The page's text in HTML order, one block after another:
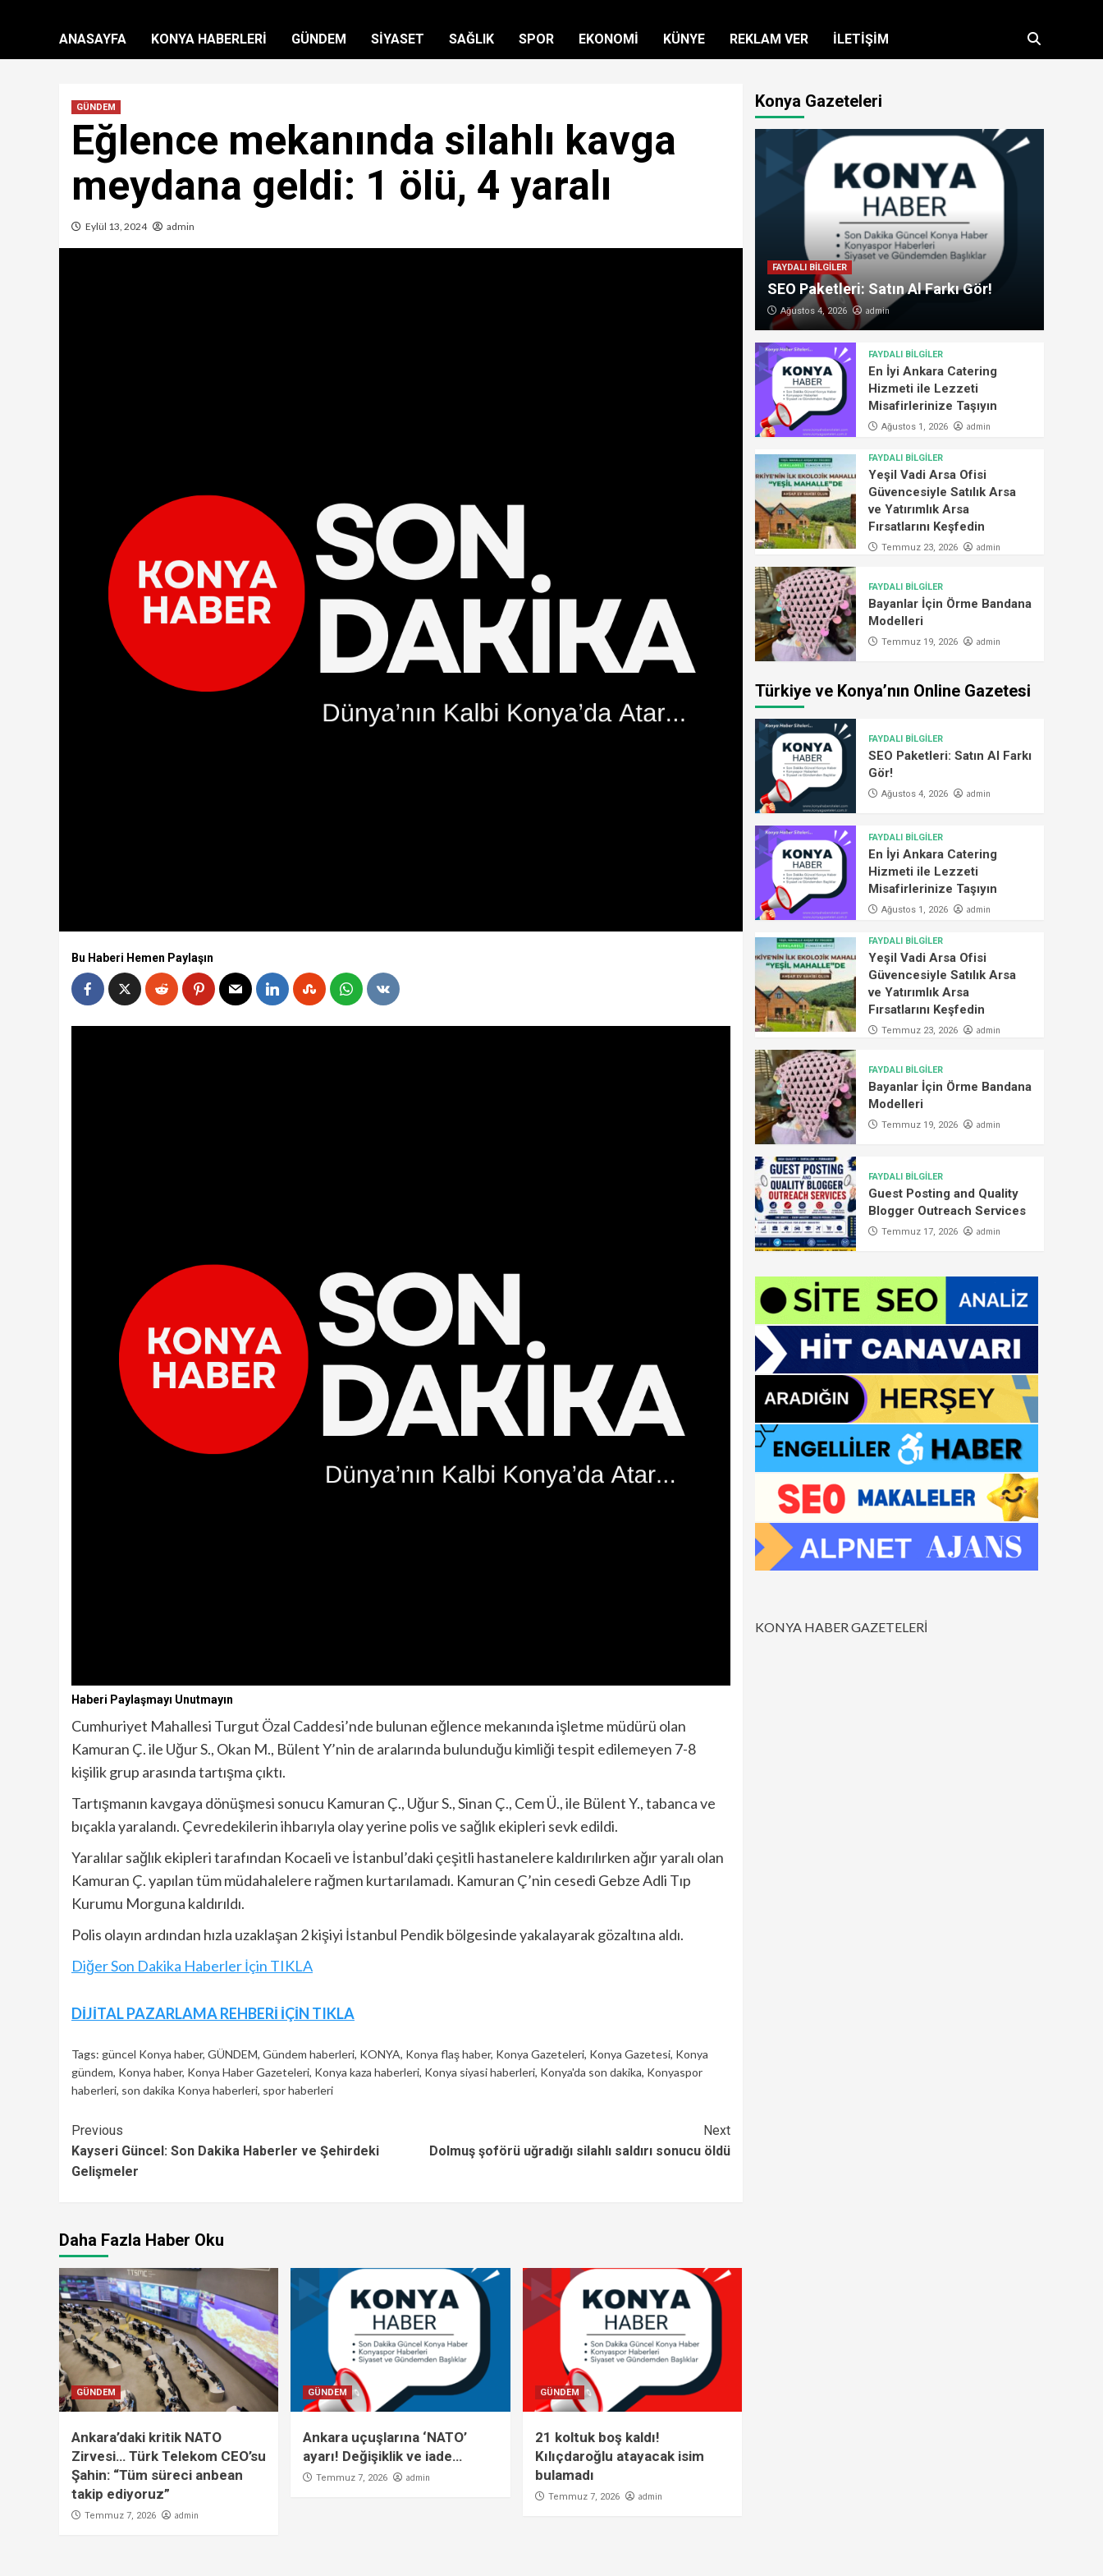
ANASAYFA KONYA HABERLERİ GÜNDEM SİYASET SAĞLIK SPOR EKONOMİ KÜNYE REKLAM VER İLETİŞİM
GÜNDEM
Eğlence mekanında silahlı kavga
meydana geldi: 1 ölü, 4 yaralı
Eylül 13, 2024 admin
Bu Haberi Hemen Paylaşın
Haberi Paylaşmayı Unutmayın
Cumhuriyet Mahallesi Turgut Özal Caddesi’nde bulunan eğlence mekanında işletme müdürü olan
Kamuran Ç. ile Uğur S., Okan M., Bülent Y’nin de aralarında bulunduğu kimliği tespit edilemeyen 7-8
kişilik grup arasında tartışma çıktı.
Tartışmanın kavgaya dönüşmesi sonucu Kamuran Ç., Uğur S., Sinan Ç., Cem Ü., ile Bülent Y., tabanca ve
bıçakla yaralandı. Çevredekilerin ihbarıyla olay yerine polis ve sağlık ekipleri sevk edildi.
Yaralılar sağlık ekipleri tarafından Kocaeli ve İstanbul’daki çeşitli hastanelere kaldırılırken ağır yaralı olan
Kamuran Ç. yapılan tüm müdahalelere rağmen kurtarılamadı. Kamuran Ç’nin cesedi Gebze Adli Tıp
Kurumu Morguna kaldırıldı.
Polis olayın ardından hızla uzaklaşan 2 kişiyi İstanbul Pendik bölgesinde yakalayarak gözaltına aldı.
Diğer Son Dakika Haberler İçin TIKLA
Continue
DİJİTAL PAZARLAMA REHBERİ İÇİN TIKLA
Tags: güncel Konya haber, GÜNDEM, Gündem haberleri, KONYA, Konya flaş haber, Konya Gazeteleri, Konya Gazetesi, Konya
gündem, Konya haber, Konya Haber Gazeteleri, Konya kaza haberleri, Konya siyasi haberleri, Konya'da son dakika, Konyaspor
haberleri, son dakika Konya haberleri, spor haberleri
Continue
Reading
Previous
Kayseri Güncel: Son Dakika Haberler ve Şehirdeki
Gelişmeler
Next
Dolmuş şoförü uğradığı silahlı saldırı sonucu öldü
Daha Fazla Haber Oku
GÜNDEM
Ankara’daki kritik NATO
Zirvesi… Türk Telekom CEO’su
Şahin: “Tüm süreci anbean
takip ediyoruz”
Temmuz 7, 2026 admin
GÜNDEM
Ankara uçuşlarına ‘NATO’
ayarı! Değişiklik ve iade…
Temmuz 7, 2026 admin
GÜNDEM
21 koltuk boş kaldı!
Kılıçdaroğlu atayacak isim
bulamadı
Temmuz 7, 2026 admin
Konya Gazeteleri
FAYDALI BİLGİLER
SEO Paketleri: Satın Al Farkı Gör!
Ağustos 4, 2026 admin
FAYDALI BİLGİLER
En İyi Ankara Catering
Hizmeti ile Lezzeti
Misafirlerinize Taşıyın
Ağustos 1, 2026 admin
FAYDALI BİLGİLER
Yeşil Vadi Arsa Ofisi
Güvencesiyle Satılık Arsa
ve Yatırımlık Arsa
Fırsatlarını Keşfedin
Temmuz 23, 2026 admin
FAYDALI BİLGİLER
Bayanlar İçin Örme Bandana
Modelleri
Temmuz 19, 2026 admin
Türkiye ve Konya’nın Online Gazetesi
FAYDALI BİLGİLER
SEO Paketleri: Satın Al Farkı
Gör!
Ağustos 4, 2026 admin
FAYDALI BİLGİLER
En İyi Ankara Catering
Hizmeti ile Lezzeti
Misafirlerinize Taşıyın
Ağustos 1, 2026 admin
FAYDALI BİLGİLER
Yeşil Vadi Arsa Ofisi
Güvencesiyle Satılık Arsa
ve Yatırımlık Arsa
Fırsatlarını Keşfedin
Temmuz 23, 2026 admin
FAYDALI BİLGİLER
Bayanlar İçin Örme Bandana
Modelleri
Temmuz 19, 2026 admin
FAYDALI BİLGİLER
Guest Posting and Quality
Blogger Outreach Services
Temmuz 17, 2026 admin
KONYA HABER GAZETELERİ